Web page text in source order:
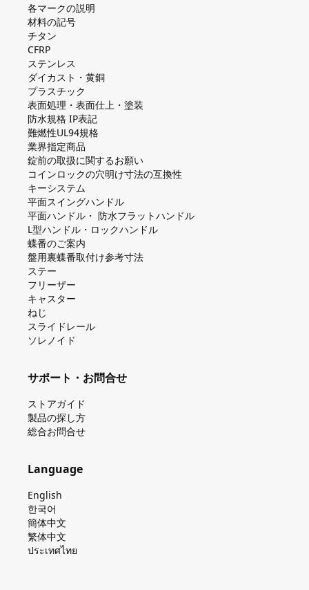
各マークの説明
材料の記号
チタン
CFRP
ステンレス
ダイカスト・⻩銅
プラスチック
表面処理・表面仕上・塗装
防⽔規格 IP表記
難燃性UL94規格
業界指定商品
錠前の取扱に関するお願い
コインロックの⽳明け⼨法の互換性
キーシステム
平⾯スイングハンドル
平⾯ハンドル・ 防⽔フラットハンドル
L型ハンドル・ロックハンドル
蝶番のご案内
盤⽤裏蝶番取付け参考⼨法
ステー
フリーザー
キャスター
ねじ
スライドレール
ソレノイド
サポート・お問合せ
ストアガイド
製品の探し⽅
総合お問合せ
Language
English
한국어
簡体中文
繁体中文
ประเทศไทย